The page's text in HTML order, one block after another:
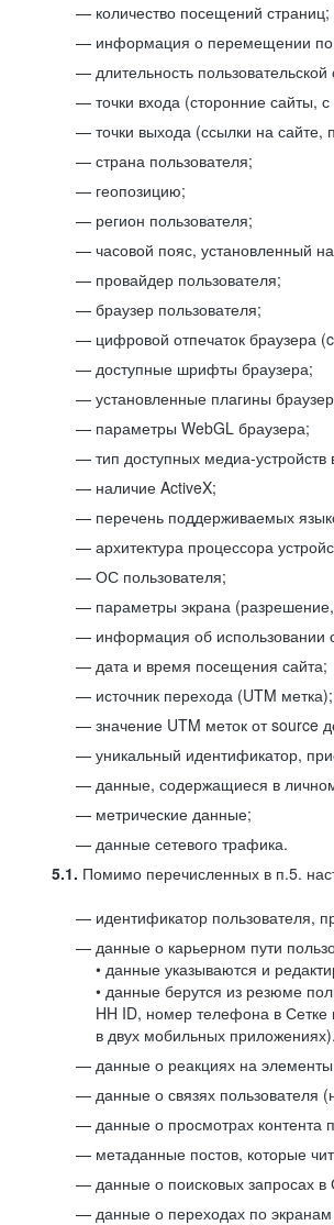
количество посещений страниц;
информация о перемещении по
длительность пользовательской
точки входа (сторонние сайты,
точки выхода (ссылки на сайте,
страна пользователя;
геопозицию;
регион пользователя;
часовой пояс, установленный
провайдер пользователя;
браузер пользователя;
цифровой отпечаток браузера
доступные шрифты браузера;
установленные плагины
параметры WebGL браузера;
тип доступных медиа-устройств
наличие ActiveX;
перечень поддерживаемых
архитектура процессора
ОС пользователя;
параметры экрана
информация об использовании
дата и время посещения сайта;
источник перехода (UTM метка);
значение UTM меток от source
уникальный идентификатор,
данные, содержащиеся в
метрические данные;
данные сетевого трафика.
5.1. Помимо перечисленных в п.5.
идентификатор пользователя,
данные о карьерном пути
• данные указываются и
• данные берутся из резюме
HH ID, номер телефона в Сетке
в двух мобильных приложениях).
данные о реакциях на
данные о связях пользователя
данные о просмотрах контента
метаданные постов, которые
данные о поисковых запросах в
данные о переходах по экранам